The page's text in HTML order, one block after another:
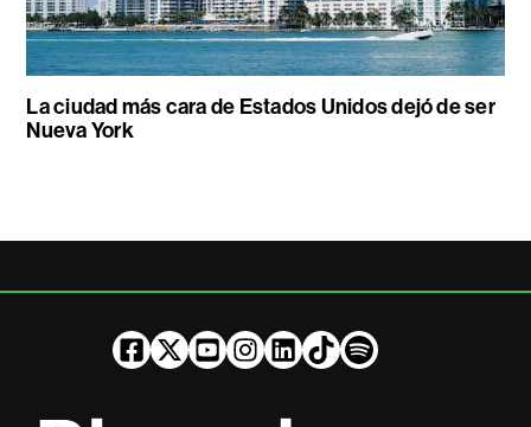
La ciudad más cara de Estados Unidos dejó de ser
Nueva York